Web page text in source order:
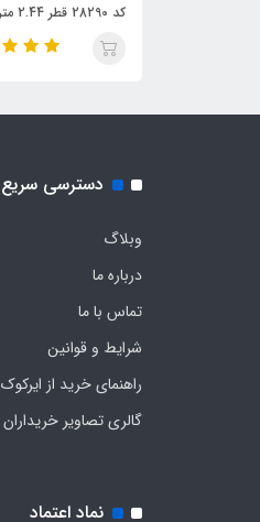
کد 28290 قطر 2.44 متری
دسترسی سریع
وبلاگ
درباره ما
تماس با ما
شرایط و قوانین
راهنمای خرید از ایرکوک
گالری تصاویر خریداران
نماد اعتماد